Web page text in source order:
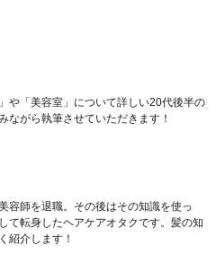
や「美容室」について詳しい20代後半の
ながら執筆させていただきます！
容師を退職。その後はその知識を使っ
て転身したヘアケアオタクです。髪の知
紹介します！